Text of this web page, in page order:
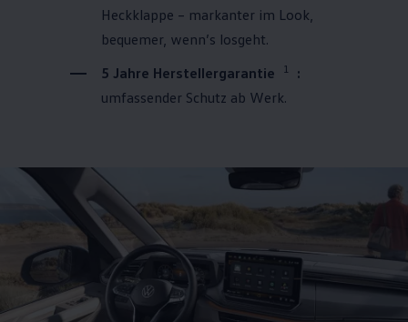
Heckklappe – markanter im Look,
bequemer, wenn’s losgeht.
5 Jahre Herstellergarantie
1
:
umfassender Schutz ab Werk.